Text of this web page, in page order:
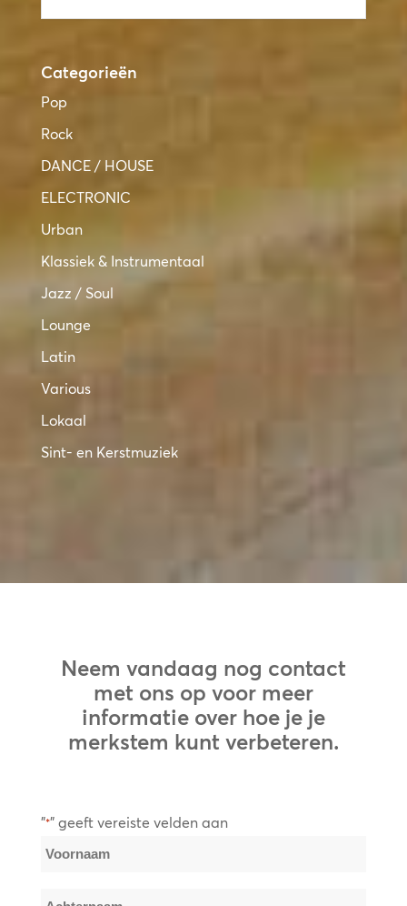
Categorieën
Pop
Rock
DANCE / HOUSE
ELECTRONIC
Urban
Klassiek & Instrumentaal
Jazz / Soul
Lounge
Latin
Various
Lokaal
Sint- en Kerstmuziek
Neem vandaag nog contact
met ons op voor meer
informatie over hoe je je
merkstem kunt verbeteren.
"*" geeft vereiste velden aan
Naam